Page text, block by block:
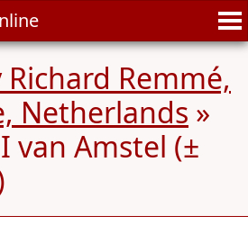
Remmé,
Netherlands »
van Amstel (±